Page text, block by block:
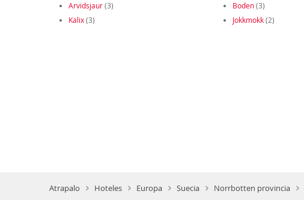
Arvidsjaur(3) Boden(3)
Kalix(3) Jokkmokk(2)
Atrapalo Hoteles Europa Suecia Norrbotten provincia